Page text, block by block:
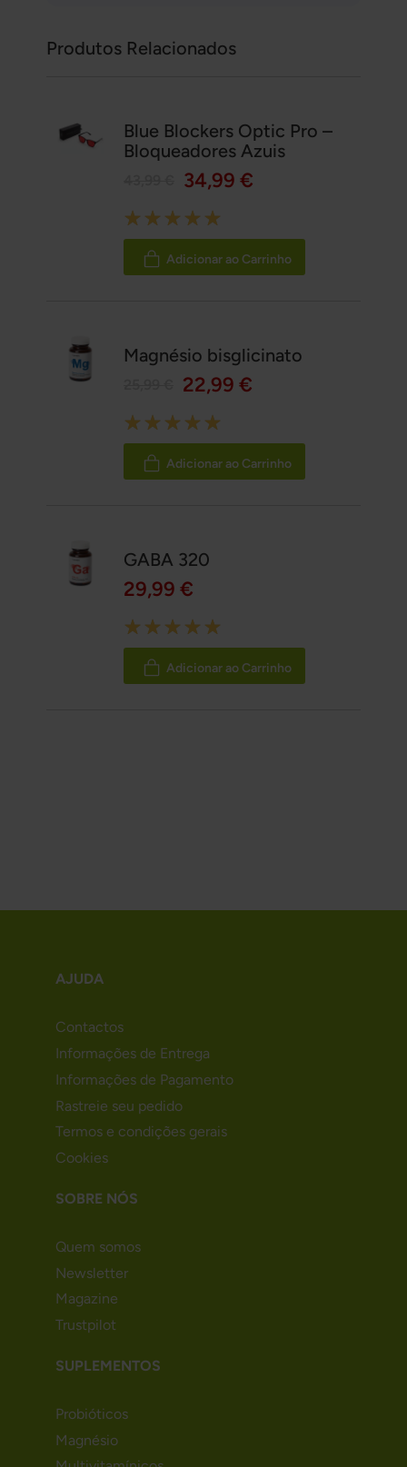
Produtos Relacionados
Blue Blockers Optic Pro –
Bloqueadores Azuis
34,99 €
Rating:
100%
Adicionar ao Carrinho
Magnésio bisglicinato
22,99 €
Rating:
100%
Adicionar ao Carrinho
GABA 320
29,99 €
Rating:
100%
Adicionar ao Carrinho
AJUDA
Contactos
Informações de Entrega
Informações de Pagamento
Rastreie seu pedido
Termos e condições gerais
Cookies
SOBRE NÓS
Quem somos
Newsletter
Magazine
Trustpilot
SUPLEMENTOS
Probióticos
Magnésio